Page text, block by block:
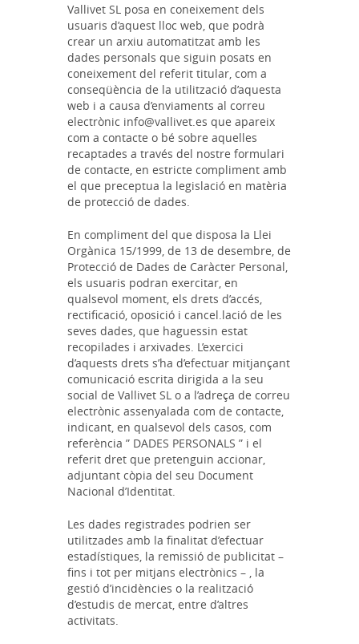
Vallivet SL posa en coneixement dels
usuaris d’aquest lloc web, que podrà
crear un arxiu automatitzat amb les
dades personals que siguin posats en
coneixement del referit titular, com a
conseqüència de la utilització d’aquesta
web i a causa d’enviaments al correu
electrònic info@vallivet.es que apareix
com a contacte o bé sobre aquelles
recaptades a través del nostre formulari
de contacte, en estricte compliment amb
el que preceptua la legislació en matèria
de protecció de dades.
En compliment del que disposa la Llei
Orgànica 15/1999, de 13 de desembre, de
Protecció de Dades de Caràcter Personal,
els usuaris podran exercitar, en
qualsevol moment, els drets d’accés,
rectificació, oposició i cancel.lació de les
seves dades, que haguessin estat
recopilades i arxivades. L’exercici
d’aquests drets s’ha d’efectuar mitjançant
comunicació escrita dirigida a la seu
social de Vallivet SL o a l’adreça de correu
electrònic assenyalada com de contacte,
indicant, en qualsevol dels casos, com
referència ” DADES PERSONALS ” i el
referit dret que pretenguin accionar,
adjuntant còpia del seu Document
Nacional d’Identitat.
Les dades registrades podrien ser
utilitzades amb la finalitat d’efectuar
estadístiques, la remissió de publicitat –
fins i tot per mitjans electrònics – , la
gestió d’incidències o la realització
d’estudis de mercat, entre d’altres
activitats.